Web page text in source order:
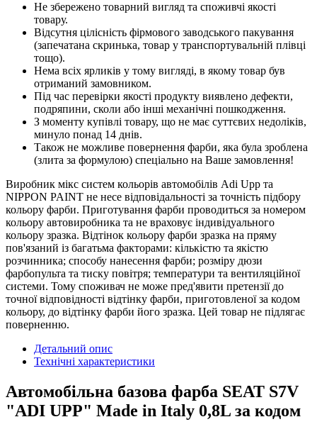
Не збережено товарний вигляд та споживчі якості
товару.
Відсутня цілісність фірмового заводського пакування
(запечатана скринька, товар у транспортувальній плівці
тощо).
Нема всіх ярликів у тому вигляді, в якому товар був
отриманий замовником.
Під час перевірки якості продукту виявлено дефекти,
подряпини, сколи або інші механічні пошкодження.
З моменту купівлі товару, що не має суттєвих недоліків,
минуло понад 14 днів.
Також не можливе повернення фарби, яка була зроблена
(злита за формулою) спеціально на Ваше замовлення!
Виробник мікс систем кольорів автомобілів Adi Upp та
NIPPON PAINT не несе відповідальності за точність підбору
кольору фарби. Приготування фарби проводиться за номером
кольору автовиробника та не враховує індивідуального
кольору зразка. Відтінок кольору фарби зразка на пряму
пов'язаний із багатьма факторами: кількістю та якістю
розчинника; способу нанесення фарби; розміру дюзи
фарбопульта та тиску повітря; температури та вентиляційної
системи. Тому споживач не може пред'явити претензії до
точної відповідності відтінку фарби, приготовленої за кодом
кольору, до відтінку фарби його зразка. Цей товар не підлягає
поверненню.
Детальний опис
Технічні характеристики
Автомобільна базова фарба SEAT S7V
"ADI UPP" Made in Italy 0,8L за кодом